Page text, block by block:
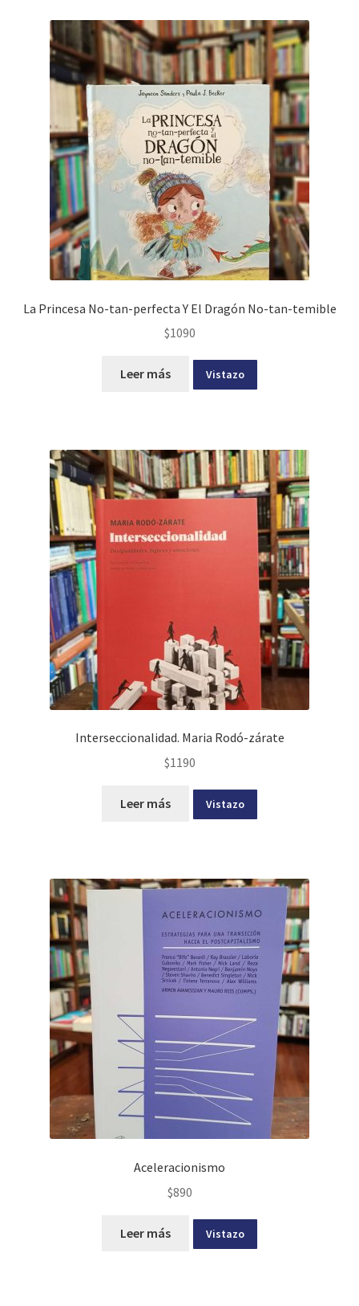
La Princesa No-tan-perfecta Y El Dragón No-tan-temible
$1090
Leer más Vistazo
Interseccionalidad. Maria Rodó-zárate
$1190
Leer más Vistazo
Aceleracionismo
$890
Leer más Vistazo